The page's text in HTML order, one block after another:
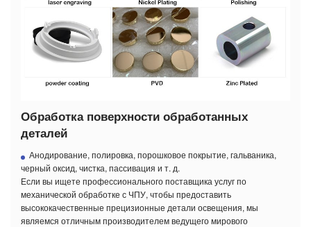
Обработка поверхности обработанных
деталей
Анодирование, полировка, порошковое покрытие, гальваника,
черный оксид, чистка, пассивация и т. д.
Если вы ищете профессионального поставщика услуг по
механической обработке с ЧПУ, чтобы предоставить
высококачественные прецизионные детали освещения, мы
являемся отличным производителем ведущего мирового